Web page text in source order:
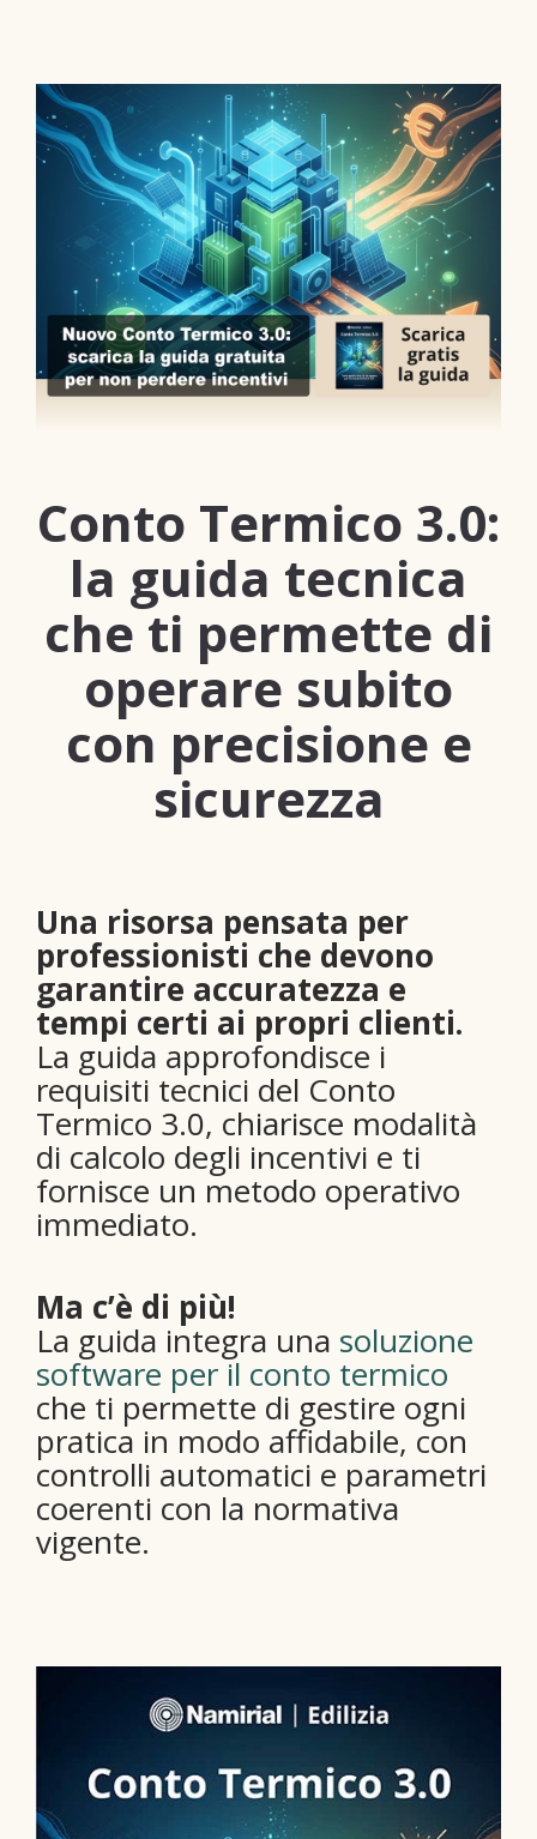
Conto Termico 3.0:
la guida tecnica
che ti permette di
operare subito
con precisione e
sicurezza
Una risorsa pensata per
professionisti che devono
garantire accuratezza e
tempi certi ai propri clienti.
La guida approfondisce i
requisiti tecnici del Conto
Termico 3.0, chiarisce modalità
di calcolo degli incentivi e ti
fornisce un metodo operativo
immediato.
Ma c’è di più!
La guida integra una soluzione
software per il conto termico
che ti permette di gestire ogni
pratica in modo affidabile, con
controlli automatici e parametri
coerenti con la normativa
vigente.